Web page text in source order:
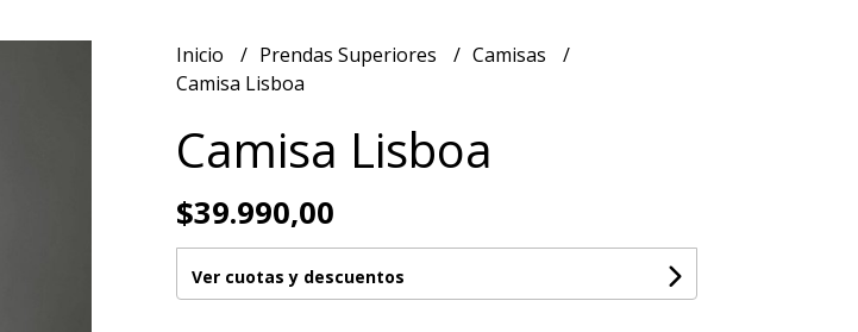
Inicio Prendas Superiores
Camisas
Camisa Lisboa
Camisa Lisboa
$39.990,00
Ver cuotas y descuentos